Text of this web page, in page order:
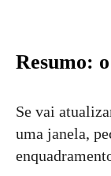
Resumo:
Se vai
uma janela,